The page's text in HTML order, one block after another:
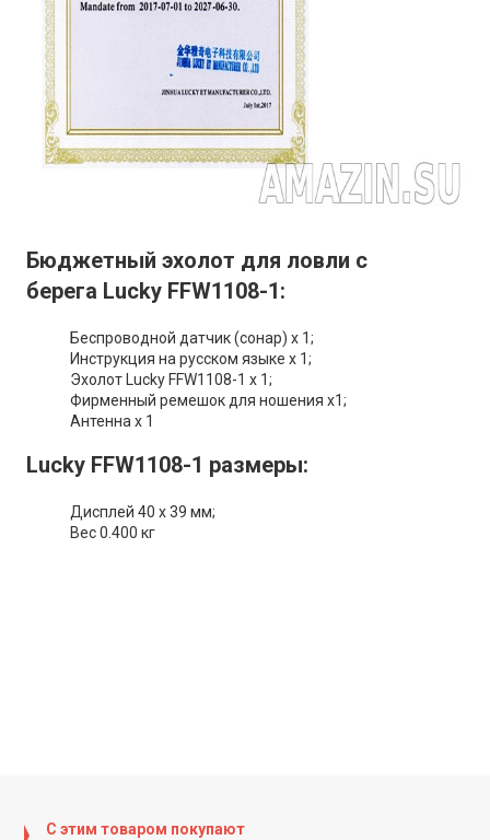
Бюджетный эхолот для ловли с
берега Lucky FFW1108-1:
Беспроводной датчик (сонар) х 1;
Инструкция на русском языке х 1;
Эхолот Lucky FFW1108-1 x 1;
Фирменный ремешок для ношения x1;
Антенна х 1
Lucky FFW1108-1 размеры:
Дисплей 40 x 39 мм;
Вес 0.400 кг
С этим товаром покупают